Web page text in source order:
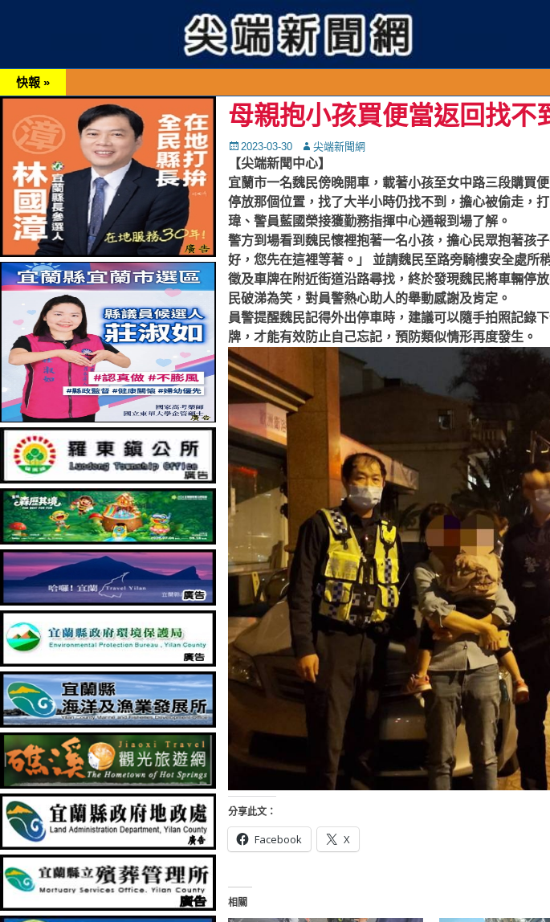
快報 »
母親抱小孩買便當返回找不
Posted
on
2023-03-30 Autor尖端新聞網
【尖端新聞中心】
宜蘭市一名魏民傍晚開車，載著小孩至女中路三段購買
停放那個位置，找了大半小時仍找不到，擔心被偷走，
瑋、警員藍國榮接獲勤務指揮中心通報到場了解。
警方到場看到魏民懷裡抱著一名小孩，擔心民眾抱著孩
好，您先在這裡等著。」 並請魏民至路旁騎樓安全處所
徵及車牌在附近街道沿路尋找，終於發現魏民將車輛停
民破涕為笑，對員警熱心助人的舉動感謝及肯定。
員警提醒魏民記得外出停車時，建議可以隨手拍照記錄
牌，才能有效防止自己忘記，預防類似情形再度發生。
分享此文：
Facebook X
相關